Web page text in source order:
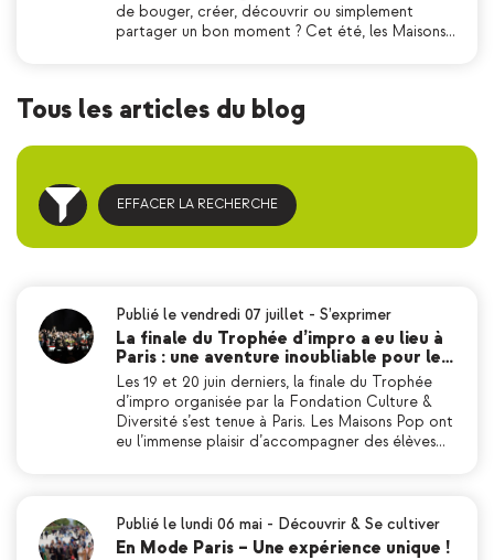
de bouger, créer, découvrir ou simplement
partager un bon moment ? Cet été, les Maisons…
Tous les articles du blog
EFFACER LA RECHERCHE
Publié le vendredi 07 juillet - S’exprimer
La finale du Trophée d’impro a eu lieu à
Paris : une aventure inoubliable pour le…
Les 19 et 20 juin derniers, la finale du Trophée
d’impro organisée par la Fondation Culture &
Diversité s’est tenue à Paris. Les Maisons Pop ont
eu l’immense plaisir d’accompagner des élèves…
Publié le lundi 06 mai - Découvrir & Se cultiver
En Mode Paris – Une expérience unique !